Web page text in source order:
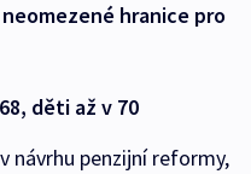
hranice pro
děti až v 70
návrhu penzijní reformy,